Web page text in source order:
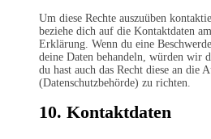
Um diese Rechte auszuüben
beziehe dich auf die Kontaktdaten
Erklärung. Wenn du eine
deine Daten behandeln, würden wir
du hast auch das Recht diese an die
(Datenschutzbehörde) zu richten.
10. Kontaktdaten